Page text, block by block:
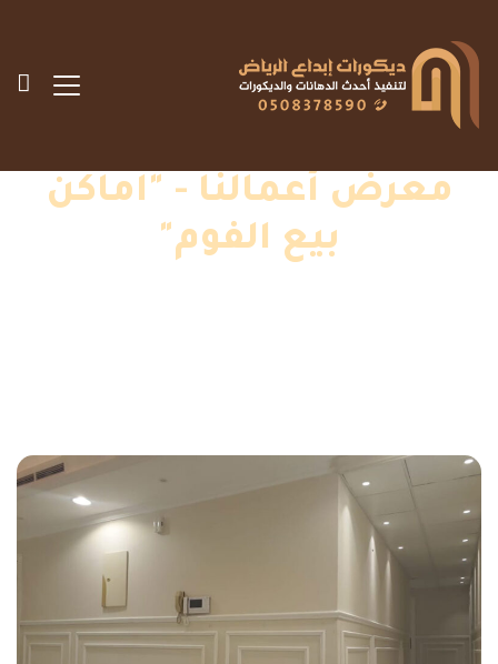
معرض أعمالنا - "اماكن
بيع الفوم"